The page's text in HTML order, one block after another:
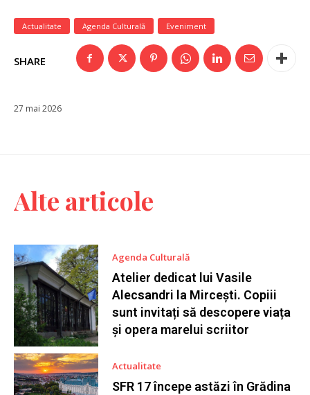
Actualitate Agenda Culturală Eveniment
SHARE
27 mai 2026
Alte articole
Agenda Culturală
Atelier dedicat lui Vasile
Alecsandri la Mircești. Copiii
sunt invitați să descopere viața
și opera marelui scriitor
Actualitate
SFR 17 începe astăzi în Grădina